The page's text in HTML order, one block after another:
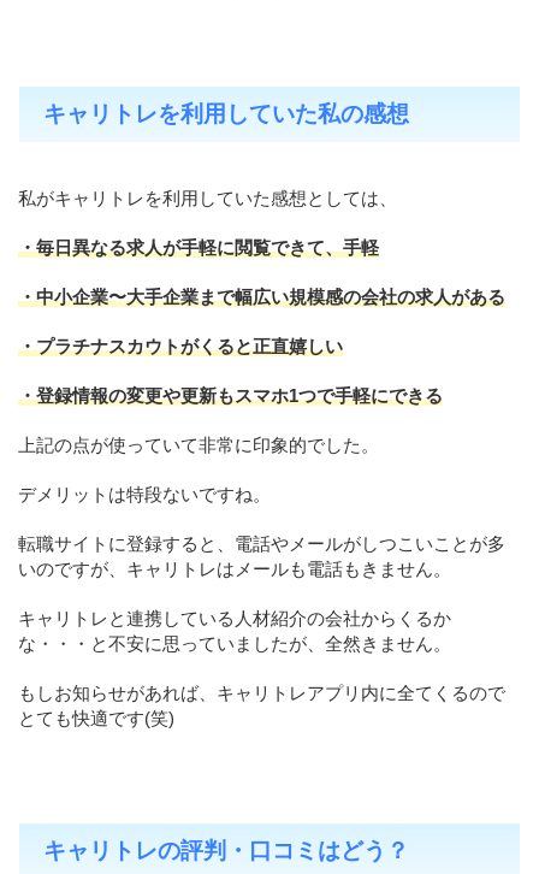
キャリトレを利用していた私の感想
私がキャリトレを利用していた感想としては、
・毎日異なる求人が手軽に閲覧できて、手軽
・中小企業〜大手企業まで幅広い規模感の会社の求人がある
・プラチナスカウトがくると正直嬉しい
・登録情報の変更や更新もスマホ1つで手軽にできる
上記の点が使っていて非常に印象的でした。
デメリットは特段ないですね。
転職サイトに登録すると、電話やメールがしつこいことが多
いのですが、キャリトレはメールも電話もきません。
キャリトレと連携している人材紹介の会社からくるか
な・・・と不安に思っていましたが、全然きません。
もしお知らせがあれば、キャリトレアプリ内に全てくるので
とても快適です(笑)
キャリトレの評判・口コミはどう？